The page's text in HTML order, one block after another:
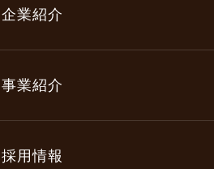
企業紹介
事業紹介
採用情報